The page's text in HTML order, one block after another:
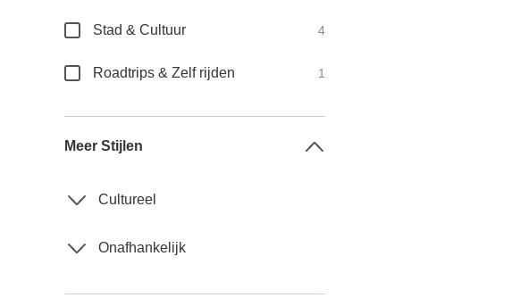
Stad & Cultuur 4
Roadtrips & Zelf rijden 1
Meer Stijlen
Cultureel
Onafhankelijk